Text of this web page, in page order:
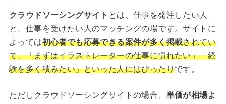
クラウドソーシングサイト とは、仕事を発注したい人
と、仕事を受けたい人のマッチングの場です。サイトに
よっては初心者でも応募できる案件が多く掲載されてい
て、「まずはイラストレーターの仕事に慣れたい」「経
験を多く積みたい」といった人にはぴったりです。
ただしクラウドソーシングサイトの場合、 単価が相場よ